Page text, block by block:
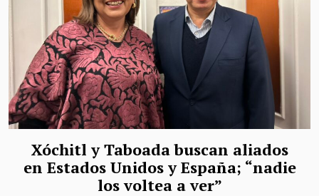
Xóchitl y Taboada buscan aliados
en Estados Unidos y España; “nadie
los voltea a ver”